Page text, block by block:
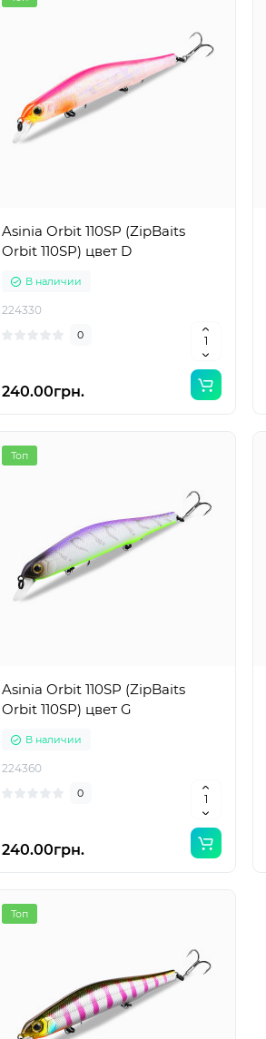
Asinia Orbit 110SP (ZipBaits
Orbit 110SP) цвет D
В наличии
224330
0
240.00грн.
Топ
Asinia Orbit 110SP (ZipBaits
Orbit 110SP) цвет G
В наличии
224360
0
240.00грн.
Топ